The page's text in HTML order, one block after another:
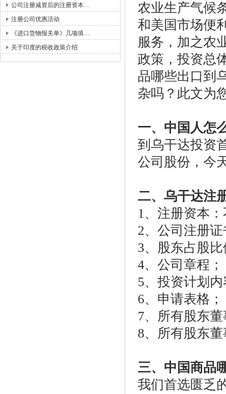
公司注册减资后的注册资本…
注册公司优惠活动
《进口货物报关单》几项填…
关于印度的税收政策介绍
农业生产气候
和美国市场便
服务，加之农
政策，投资总
品哪些出口到
杂吗？此文为
一、中国人怎
到乌干达投资
公司股份，今
二、乌干达注
1、注册资本
2、公司注册
3、股东占股
4、公司章程；
5、投资计划
6、申请表格；
7、所有股东
8、所有股东
三、中国商品
我们首选匮乏